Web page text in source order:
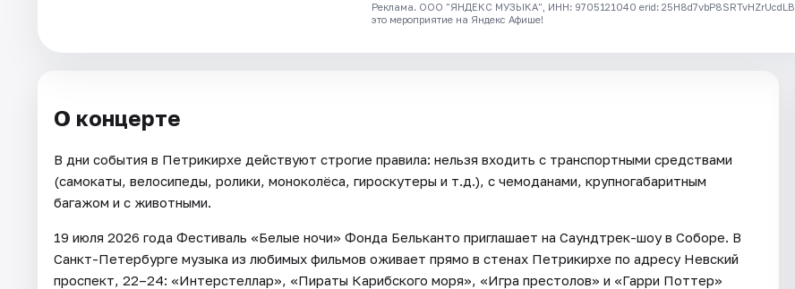
Реклама. ООО "ЯНДЕКС МУЗЫКА", ИНН: 9705121040 erid: 25H8d7vbP8SRTvHZrUcdLB
это мероприятие на Яндекс Афише!
О концерте
В дни события в Петрикирхе действуют строгие правила: нельзя входить с транспортными средствами
(самокаты, велосипеды, ролики, моноколёса, гироскутеры и т.д.), с чемоданами, крупногабаритным
багажом и с животными.
19 июля 2026 года Фестиваль «Белые ночи» Фонда Бельканто приглашает на Саундтрек-шоу в Соборе. В
Санкт-Петербурге музыка из любимых фильмов оживает прямо в стенах Петрикирхе по адресу Невский
проспект, 22–24: «Интерстеллар», «Пираты Карибского моря», «Игра престолов» и «Гарри Поттер»